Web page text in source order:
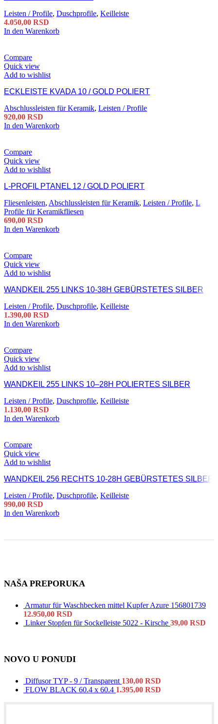
Leisten / Profile, Duschprofile, Keilleiste
4.050,00 RSD
In den Warenkorb
Compare
Quick view
Add to wishlist
ECKLEISTE KVADA 10 / GOLD POLIERT
Abschlussleisten für Keramik, Leisten / Profile
920,00 RSD
In den Warenkorb
Compare
Quick view
Add to wishlist
L-PROFIL PTANEL 12 / GOLD POLIERT
Fliesenleisten, Abschlussleisten für Keramik, Leisten / Profile, L
Profile für Keramikfliesen
690,00 RSD
In den Warenkorb
Compare
Quick view
Add to wishlist
WANDKEIL 255 LINKS 10-38H GEBÜRSTETES SILBER
Leisten / Profile, Duschprofile, Keilleiste
1.390,00 RSD
In den Warenkorb
Compare
Quick view
Add to wishlist
WANDKEIL 255 LINKS 10–28H POLIERTES SILBER
Leisten / Profile, Duschprofile, Keilleiste
1.130,00 RSD
In den Warenkorb
Compare
Quick view
Add to wishlist
WANDKEIL 256 RECHTS 10-28H GEBÜRSTETES SILBER
Leisten / Profile, Duschprofile, Keilleiste
990,00 RSD
In den Warenkorb
NAŠA PREPORUKA
Armatur für Waschbecken mittel Kupfer Azure 156801739
12.950,00 RSD
Linker Stopfen für Sockelleiste 5022 - Kirsche 39,00 RSD
NOVO U PONUDI
Diffusor TYP - 9 / Transparent 130,00 RSD
FLOW BLACK 60.4 x 60.4 1.395,00 RSD